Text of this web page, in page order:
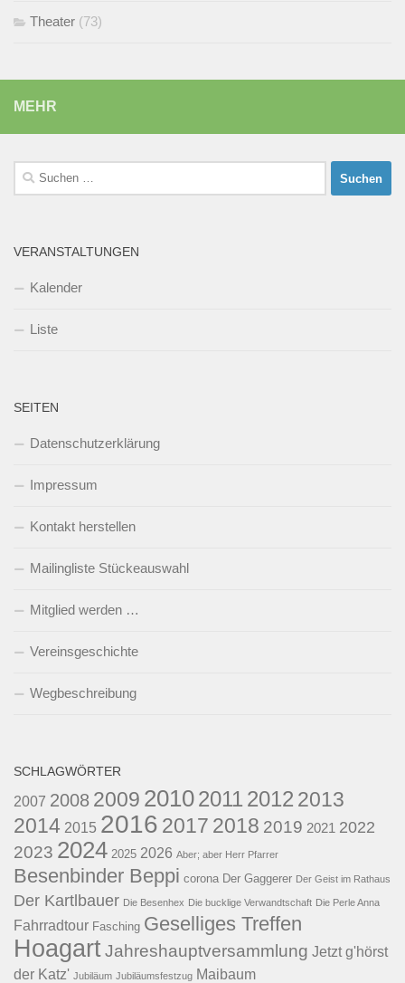
Theater (73)
MEHR
Suchen
nach:
VERANSTALTUNGEN
Kalender
Liste
SEITEN
Datenschutzerklärung
Impressum
Kontakt herstellen
Mailingliste Stückeauswahl
Mitglied werden …
Vereinsgeschichte
Wegbeschreibung
SCHLAGWÖRTER
2007 2008 2009 20102011 2012 2013
2014 2015 2016 2017 2018 2019 2021 2022
2023 2024 2025 2026 Aber; aber Herr Pfarrer
Besenbinder Beppi corona Der Gaggerer Der Geist im Rathaus
Der Kartlbauer Die Besenhex Die bucklige Verwandtschaft Die Perle Anna
Fahrradtour Fasching Geselliges Treffen
HoagartJahreshauptversammlung Jetzt g'hörst
der Katz' Jubiläum Jubiläumsfestzug Maibaum